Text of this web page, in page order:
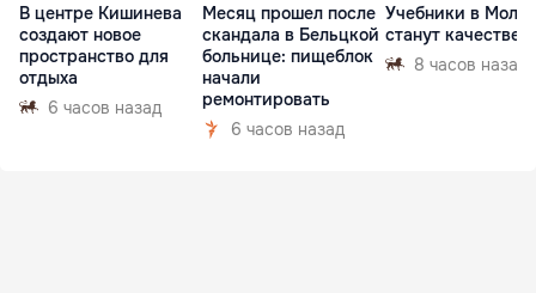
В центре Кишинева
создают новое
пространство для
отдыха
6 часов назад
Месяц прошел после
скандала в Бельцкой
больнице: пищеблок
начали
ремонтировать
6 часов назад
Учебники в
станут
8 часов назад